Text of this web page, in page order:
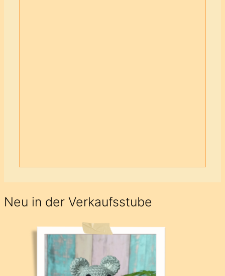
Neu in der Verkaufsstube